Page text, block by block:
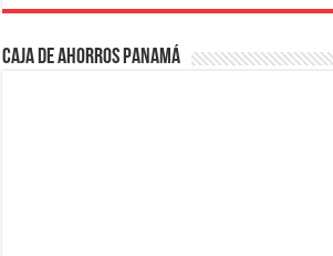
Caja de Ahorros Panamá